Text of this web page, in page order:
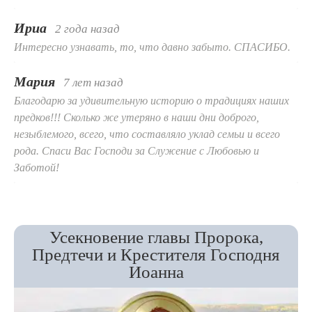
Ириа 2 года назад
Интересно узнавать, то, что давно забыто. СПАСИБО.
Мария 7 лет назад
Благодарю за удивительную историю о традициях наших
предков!!! Сколько же утеряно в наши дни доброго,
незыблемого, всего, что составляло уклад семьи и всего
рода. Спаси Вас Господи за Служение с Любовью и
Заботой!
Усекновение главы Пророка,
Предтечи и Крестителя Господня
Иоанна